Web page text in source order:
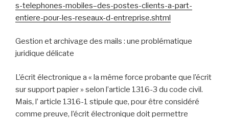
s-telephones-mobiles–des-postes-clients-a-part-
entiere-pour-les-reseaux-d-entreprise.shtml
Gestion et archivage des mails : une problématique
juridique délicate
L’écrit électronique a « la même force probante que l’écrit
sur support papier » selon l’article 1316-3 du code civil.
Mais, l’ article 1316-1 stipule que, pour être considéré
comme preuve, l’écrit électronique doit permettre